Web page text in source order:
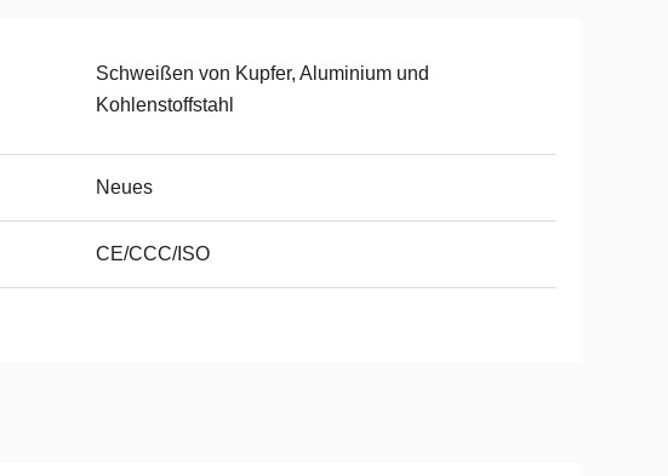
Schweißen von Kupfer, Aluminium und
Kohlenstoffstahl
Neues
CE/CCC/ISO